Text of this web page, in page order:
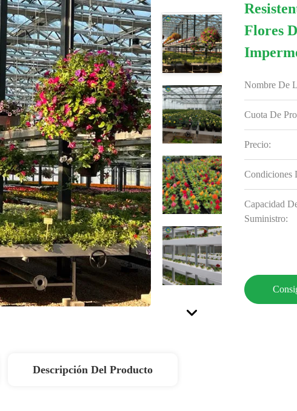
Flores
Nombre De
Cuota De
Precio:
Condiciones
Capacidad
Suministro:
Descripción Del Producto